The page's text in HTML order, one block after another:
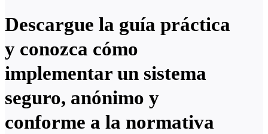
Descargue la guía práctica
y conozca cómo
implementar un sistema
seguro, anónimo y
conforme a la normativa